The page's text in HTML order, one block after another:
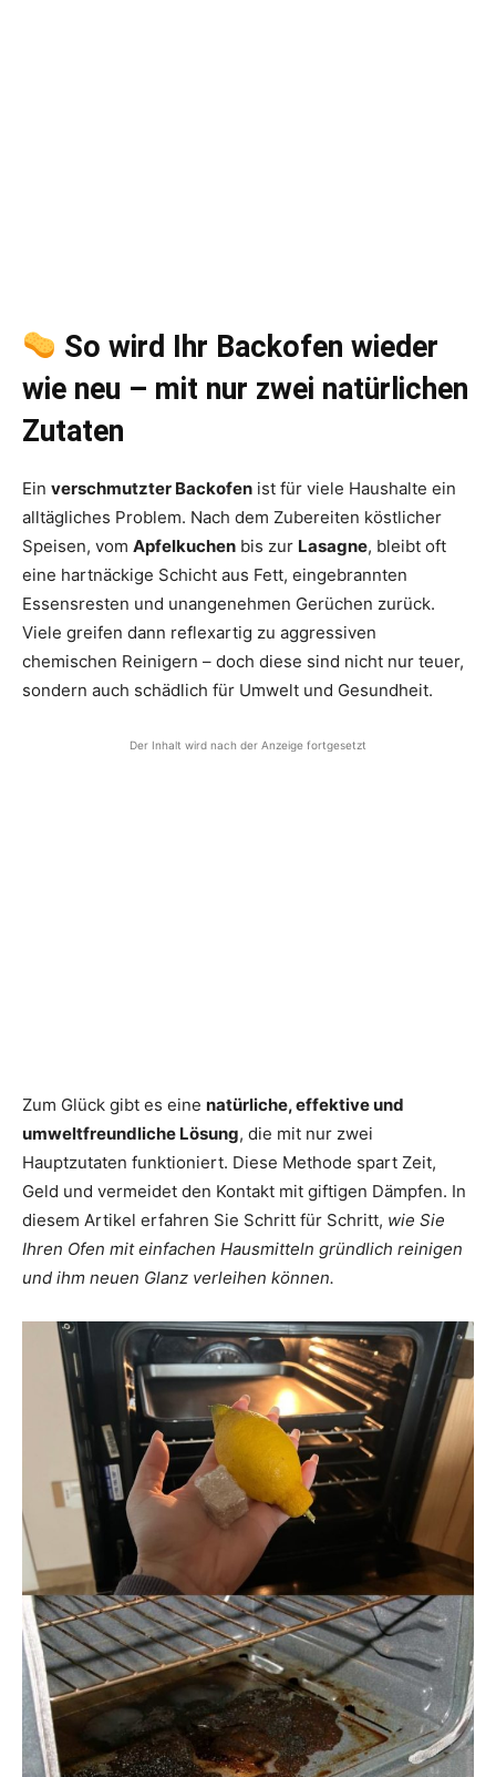
So wird Ihr Backofen wieder
wie neu – mit nur zwei natürlichen
Zutaten
Ein verschmutzter Backofen ist für viele Haushalte ein
alltägliches Problem. Nach dem Zubereiten köstlicher
Speisen, vom Apfelkuchen bis zur Lasagne, bleibt oft
eine hartnäckige Schicht aus Fett, eingebrannten
Essensresten und unangenehmen Gerüchen zurück.
Viele greifen dann reflexartig zu aggressiven
chemischen Reinigern – doch diese sind nicht nur teuer,
sondern auch schädlich für Umwelt und Gesundheit.
Der Inhalt wird nach der Anzeige fortgesetzt
Zum Glück gibt es eine natürliche, effektive und
umweltfreundliche Lösung, die mit nur zwei
Hauptzutaten funktioniert. Diese Methode spart Zeit,
Geld und vermeidet den Kontakt mit giftigen Dämpfen. In
diesem Artikel erfahren Sie Schritt für Schritt, wie Sie
Ihren Ofen mit einfachen Hausmitteln gründlich reinigen
und ihm neuen Glanz verleihen können.